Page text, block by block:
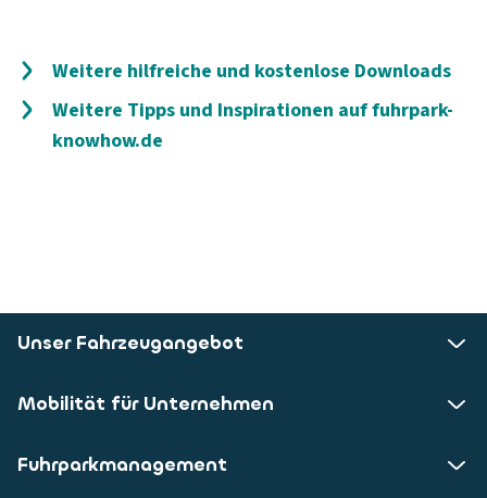
Weitere hilfreiche und kostenlose Downloads
Weitere Tipps und Inspirationen auf fuhrpark-
knowhow.de
Unser Fahrzeugangebot
Mobilität für Unternehmen
Fuhrparkmanagement